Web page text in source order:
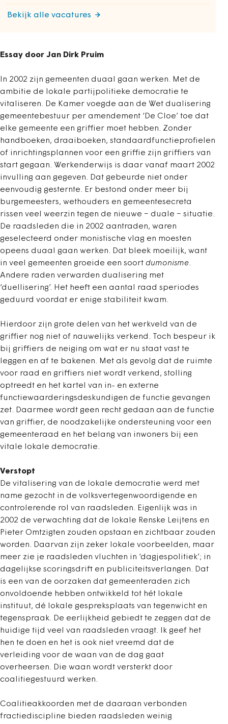
Bekijk alle vacatures
Essay door Jan Dirk Pruim
In 2002 zijn gemeenten duaal gaan werken. Met de
ambitie de lokale partijpolitieke democratie te
vitaliseren. De Kamer voegde aan de Wet dualisering
gemeentebestuur per amendement ‘De Cloe’ toe dat
elke gemeente een griffier moet hebben. Zonder
handboeken, draaiboeken, standaardfunctieprofielen
of inrichtingsplannen voor een griffie zijn griffiers van
start gegaan. Werkenderwijs is daar vanaf maart 2002
invulling aan gegeven. Dat gebeurde niet onder
eenvoudig gesternte. Er bestond onder meer bij
burgemeesters, wethouders en gemeentesecreta
rissen veel weerzin tegen de nieuwe − duale − situatie.
De raadsleden die in 2002 aantraden, waren
geselecteerd onder monistische vlag en moesten
opeens duaal gaan werken. Dat bleek moeilijk, want
in veel gemeenten groeide een soort dumonisme.
Andere raden verwarden dualisering met
‘duellisering’. Het heeft een aantal raad speriodes
geduurd voordat er enige stabiliteit kwam.
Hierdoor zijn grote delen van het werkveld van de
griffier nog niet of nauwelijks verkend. Toch bespeur ik
bij griffiers de neiging om wat er nu staat vast te
leggen en af te bakenen. Met als gevolg dat de ruimte
voor raad en griffiers niet wordt verkend, stolling
optreedt en het kartel van in- en externe
functiewaarderingsdeskundigen de functie gevangen
zet. Daarmee wordt geen recht gedaan aan de functie
van griffier, de noodzakelijke ondersteuning voor een
gemeenteraad en het belang van inwoners bij een
vitale lokale democratie.
Verstopt
De vitalisering van de lokale democratie werd met
name gezocht in de volksvertegenwoordigende en
controlerende rol van raadsleden. Eigenlijk was in
2002 de verwachting dat de lokale Renske Leijtens en
Pieter Omtzigten zouden opstaan en zichtbaar zouden
worden. Daarvan zijn zeker lokale voorbeelden, maar
meer zie je raadsleden vluchten in ‘dagjespolitiek’; in
dagelijkse scoringsdrift en publiciteitsverlangen. Dat
is een van de oorzaken dat gemeenteraden zich
onvoldoende hebben ontwikkeld tot hét lokale
instituut, dé lokale gespreksplaats van tegenwicht en
tegenspraak. De eerlijkheid gebiedt te zeggen dat de
huidige tijd veel van raadsleden vraagt. Ik geef het
hen te doen en het is ook niet vreemd dat de
verleiding voor de waan van de dag gaat
overheersen. Die waan wordt versterkt door
coalitiegestuurd werken.
Coalitieakkoorden met de daaraan verbonden
fractiediscipline bieden raadsleden weinig